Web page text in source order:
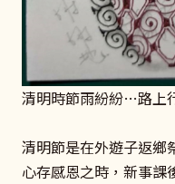
清明時節雨紛紛…路上
清明節是在外遊子返鄉
心存感恩之時，新事課